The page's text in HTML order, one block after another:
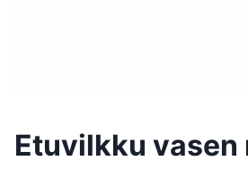
Etuvilkku vasen